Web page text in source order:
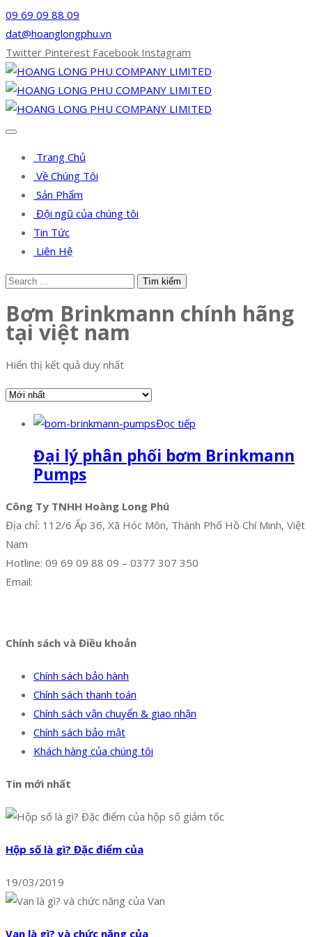
09 69 09 88 09
dat@hoanglongphu.vn
Twitter Pinterest Facebook Instagram
Trang Chủ
Về Chúng Tôi
Sản Phẩm
Đội ngũ của chúng tôi
Tin Tức
Liên Hệ
Bơm Brinkmann chính hãng
tại việt nam
Hiển thị kết quả duy nhất
Đọc tiếp
Đại lý phân phối bơm Brinkmann
Pumps
Công Ty TNHH Hoàng Long Phú
Địa chỉ: 112/6 Ấp 36, Xã Hóc Môn, Thành Phố Hồ Chí Minh, Việt
Nam
Hotline: 09 69 09 88 09 – 0377 307 350
Email:
Chính sách và Điều khoản
Chính sách bảo hành
Chính sách thanh toán
Chính sách vận chuyển & giao nhận
Chính sách bảo mật
Khách hàng của chúng tôi
Tin mới nhất
Hộp số là gì? Đặc điểm của
19/03/2019
Van là gì? và chức năng của